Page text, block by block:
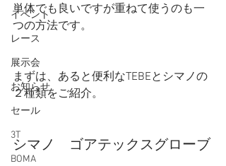
イベント
レース
展示会
お知らせ
セール
3T
BOMA
単体でも良いですが重ねて使うのも一
つの方法です。
まずは、あると便利なTEBEとシマノの
２種類をご紹介。
シマノ　ゴアテックスグローブ